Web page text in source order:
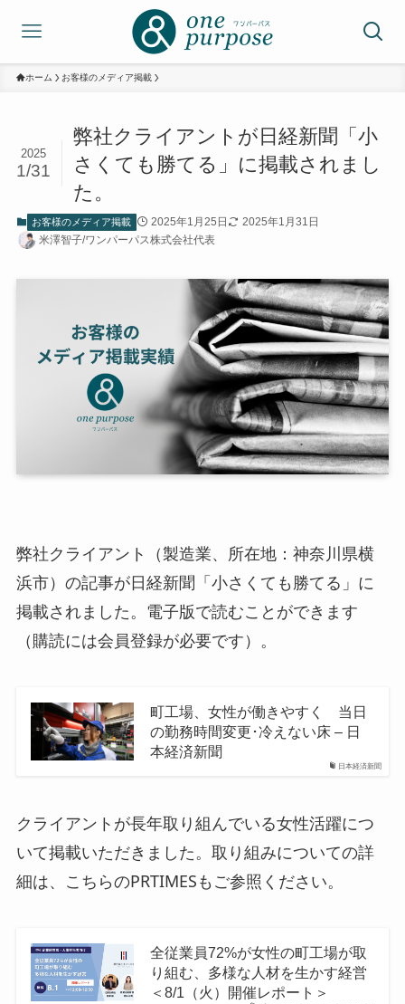
ホーム お客様のメディア掲載
弊社クライアントが日経新聞「小
さくても勝てる」に掲載されまし
た。
2025
1/31
お客様のメディア掲載 2025年1月25日
2025年1月31日
米澤智子/ワンパーパス株式会社代表
弊社クライアント（製造業、所在地：神奈川県横
浜市）の記事が日経新聞「小さくても勝てる」に
掲載されました。電子版で読むことができます
（購読には会員登録が必要です）。
日本経済新聞
町工場、女性が働きやすく 当日
の勤務時間変更･冷えない床 – 日
本経済新聞
クライアントが長年取り組んでいる女性活躍につ
いて掲載いただきました。取り組みについての詳
細は、こちらのPRTIMESもご参照ください。
全従業員72%が女性の町工場が取
り組む、多様な人材を生かす経営
＜8/1（火）開催レポート＞